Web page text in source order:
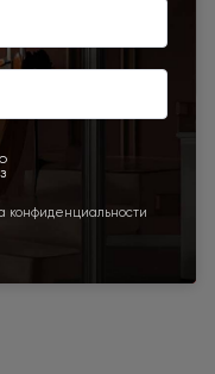
800x2100
1200x2000